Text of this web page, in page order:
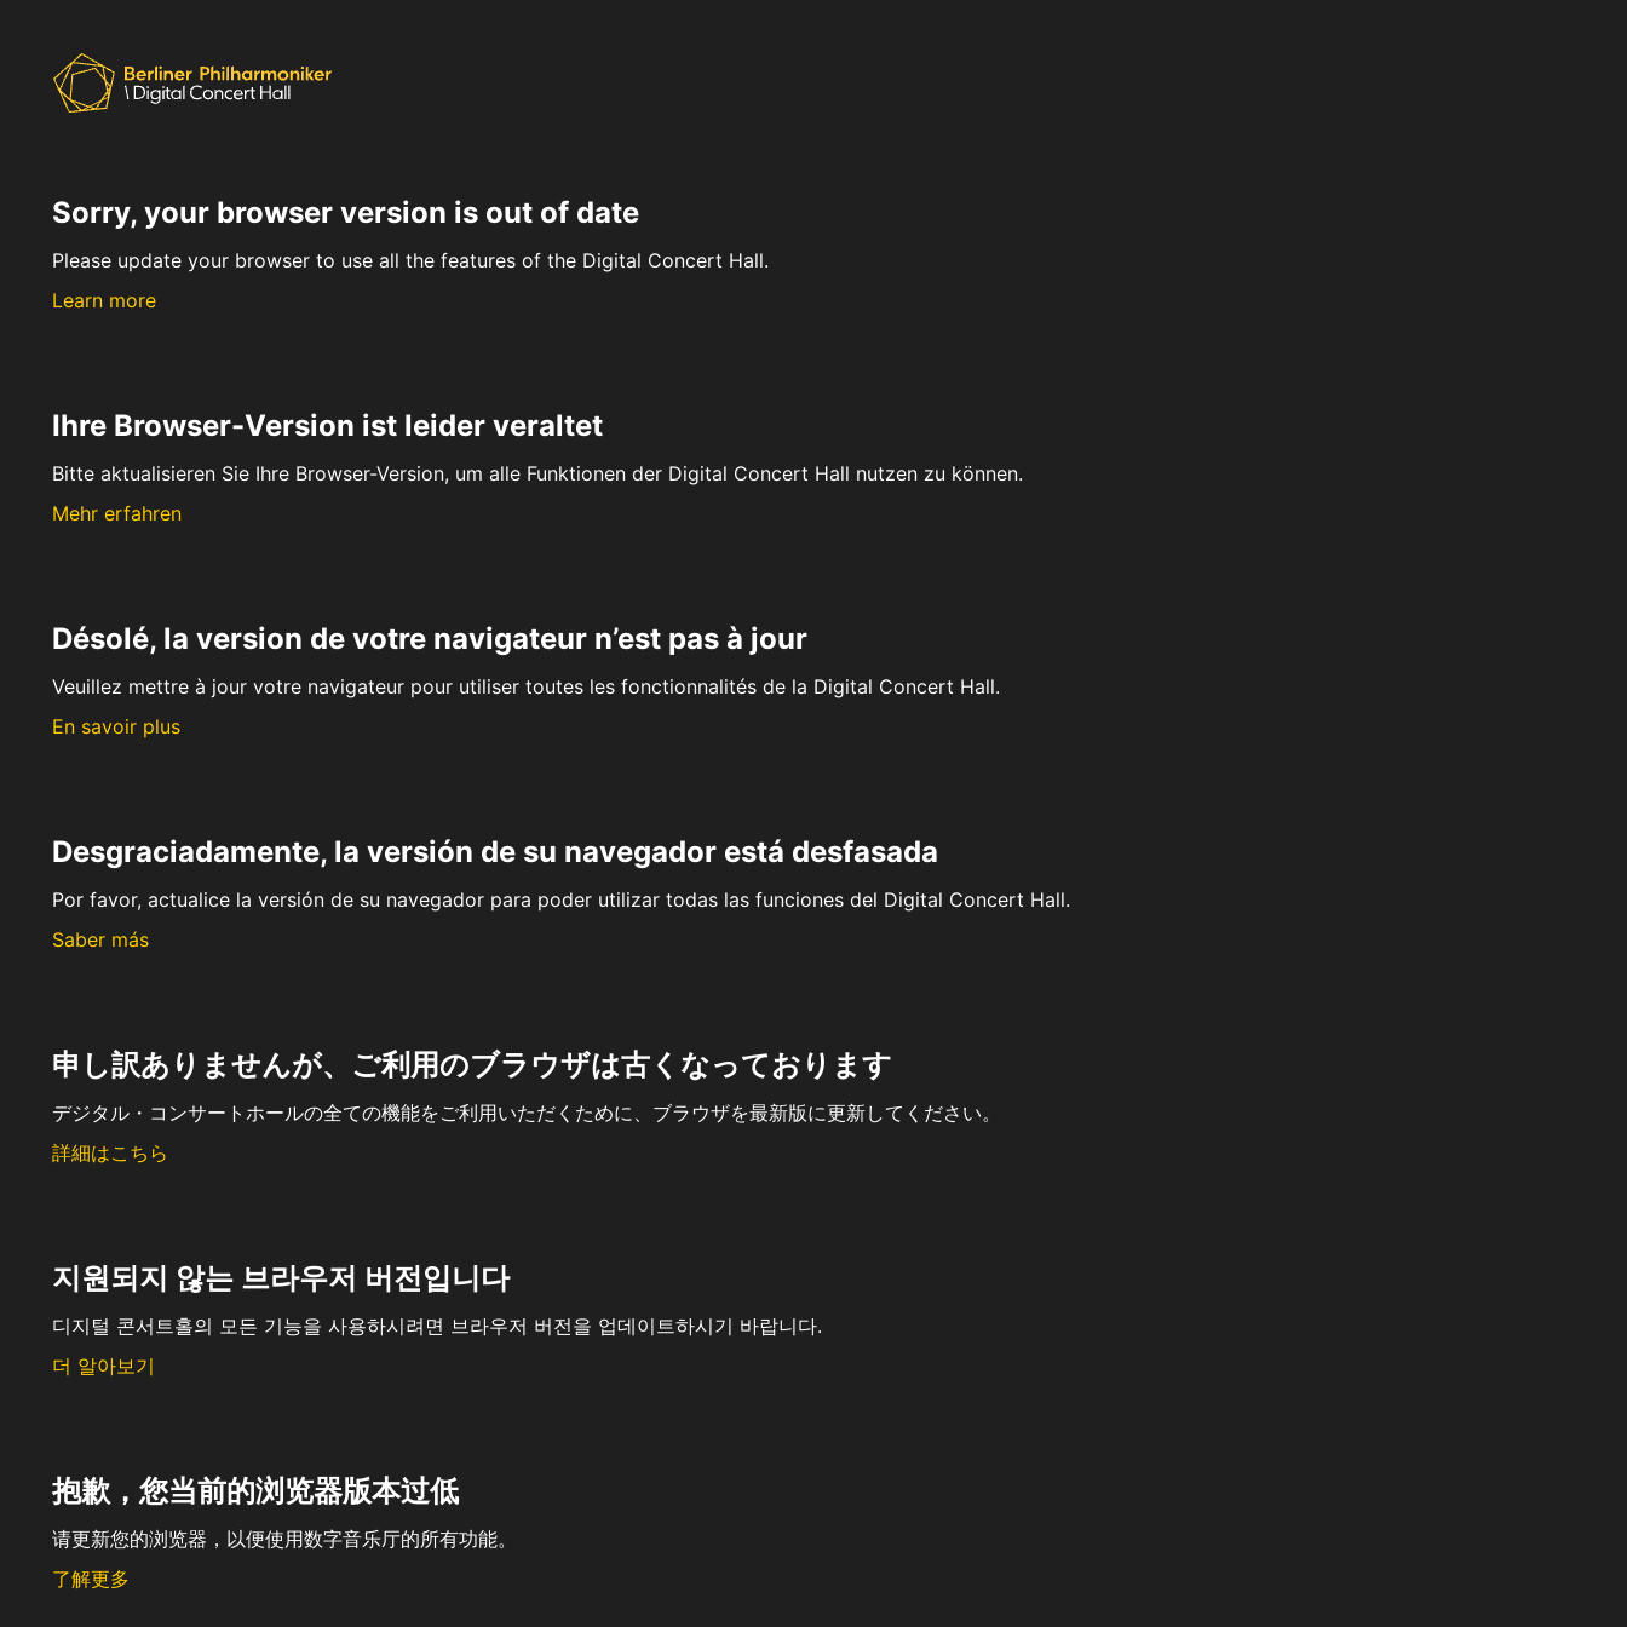
Sorry, your browser version is out of date
Please update your browser to use all the features of the Digital Concert Hall.
Learn more
Ihre Browser-Version ist leider veraltet
Bitte aktualisieren Sie Ihre Browser-Version, um alle Funktionen der Digital Concert Hall nutzen zu können.
Mehr erfahren
Désolé, la version de votre navigateur n’est pas à jour
Veuillez mettre à jour votre navigateur pour utiliser toutes les fonctionnalités de la Digital Concert Hall.
En savoir plus
Desgraciadamente, la versión de su navegador está desfasada
Por favor, actualice la versión de su navegador para poder utilizar todas las funciones del Digital Concert Hall.
Saber más
申し訳ありませんが、ご利用のブラウザは古くなっております
デジタル・コンサートホールの全ての機能をご利用いただくために、ブラウザを最新版に更新してください。
詳細はこちら
지원되지 않는 브라우저 버전입니다
디지털 콘서트홀의 모든 기능을 사용하시려면 브라우저 버전을 업데이트하시기 바랍니다.
더 알아보기
抱歉，您当前的浏览器版本过低
请更新您的浏览器，以便使用数字音乐厅的所有功能。
了解更多